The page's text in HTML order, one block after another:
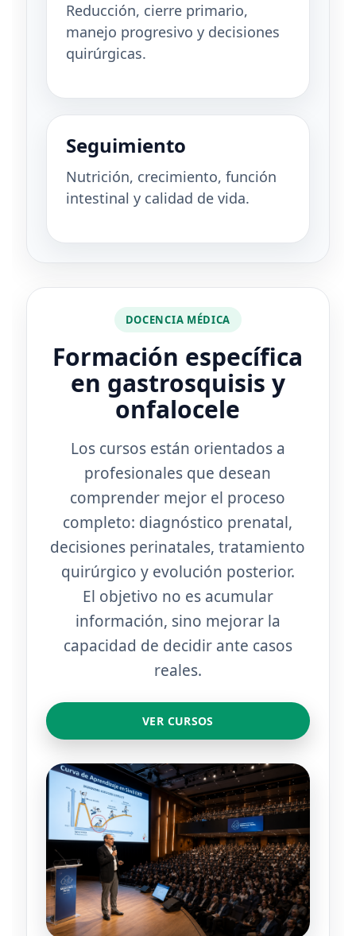
Reducción, cierre primario,
manejo progresivo y decisiones
quirúrgicas.
Seguimiento
Nutrición, crecimiento, función
intestinal y calidad de vida.
DOCENCIA MÉDICA
Formación específica
en gastrosquisis y
onfalocele
Los cursos están orientados a
profesionales que desean
comprender mejor el proceso
completo: diagnóstico prenatal,
decisiones perinatales, tratamiento
quirúrgico y evolución posterior.
El objetivo no es acumular
información, sino mejorar la
capacidad de decidir ante casos
reales.
VER CURSOS